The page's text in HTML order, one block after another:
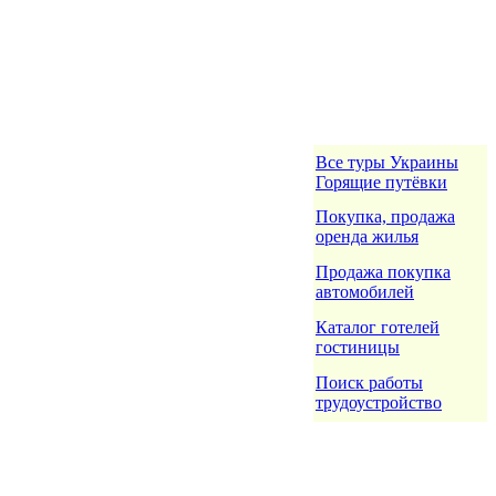
Все туры Украины
Горящие путёвки
Покупка, продажа
оренда жилья
Продажа покупка
автомобилей
Каталог готелей
гостиницы
Поиск работы
трудоустройство